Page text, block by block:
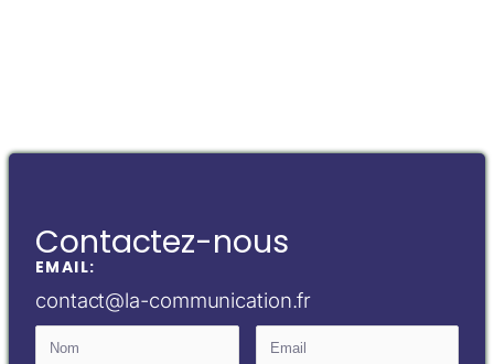
Contactez-nous
EMAIL:
contact@la-communication.fr